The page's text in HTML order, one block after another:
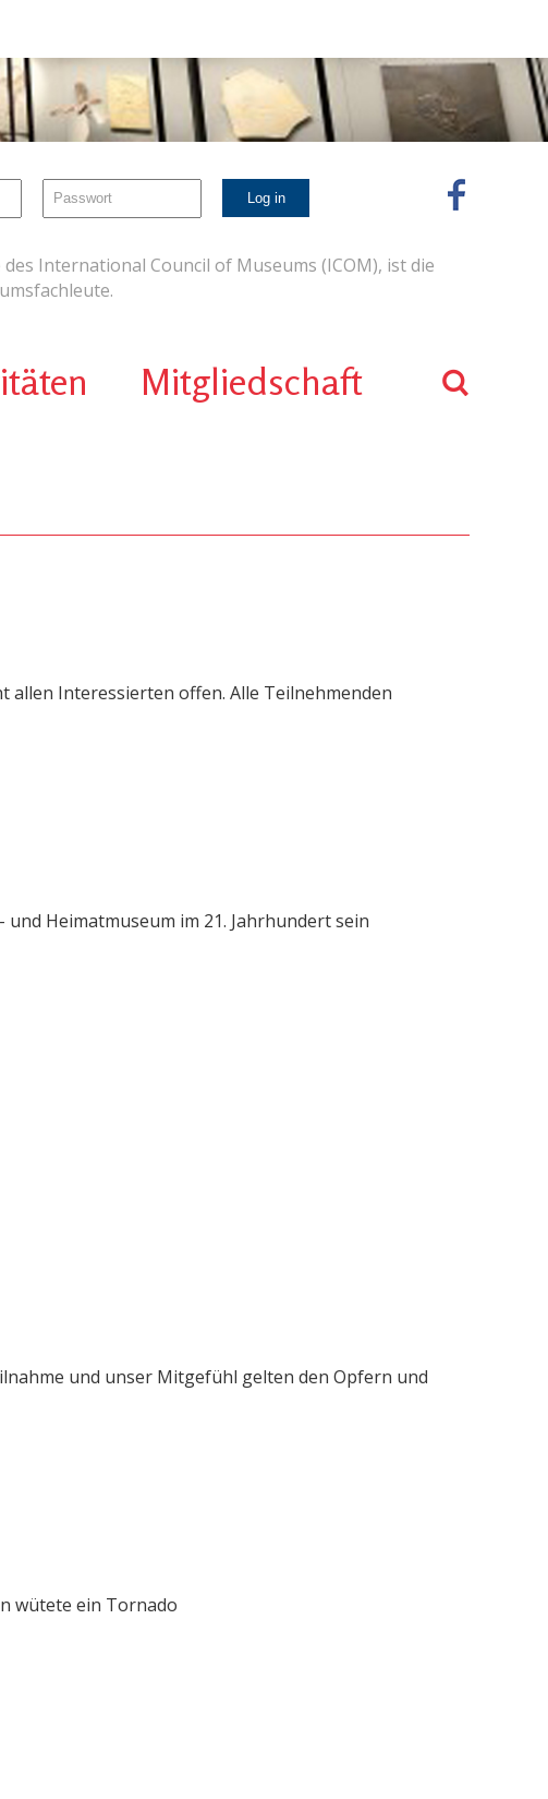
International Council of Museums (ICOM), ist die
Mitgliedschaft
Interessierten offen. Alle Teilnehmenden
Heimatmuseum im 21. Jahrhundert sein
und unser Mitgefühl gelten den Opfern und
wütete ein Tornado